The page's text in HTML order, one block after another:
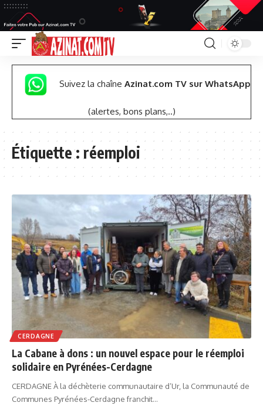
Suivez la chaîne Azinat.com TV sur WhatsApp
(alertes, bons plans,..)
Étiquette :réemploi
CERDAGNE
La Cabane à dons : un nouvel espace pour le réemploi
solidaire en Pyrénées-Cerdagne
CERDAGNE À la déchèterie communautaire d’Ur, la Communauté de
Communes Pyrénées-Cerdagne franchit…